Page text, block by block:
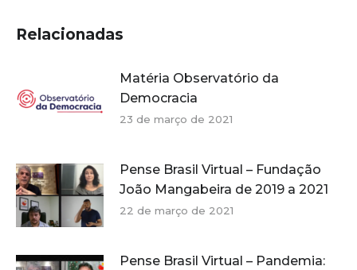
Relacionadas
Matéria Observatório da
Democracia
23 de março de 2021
Pense Brasil Virtual – Fundação
João Mangabeira de 2019 a 2021
22 de março de 2021
Pense Brasil Virtual – Pandemia: